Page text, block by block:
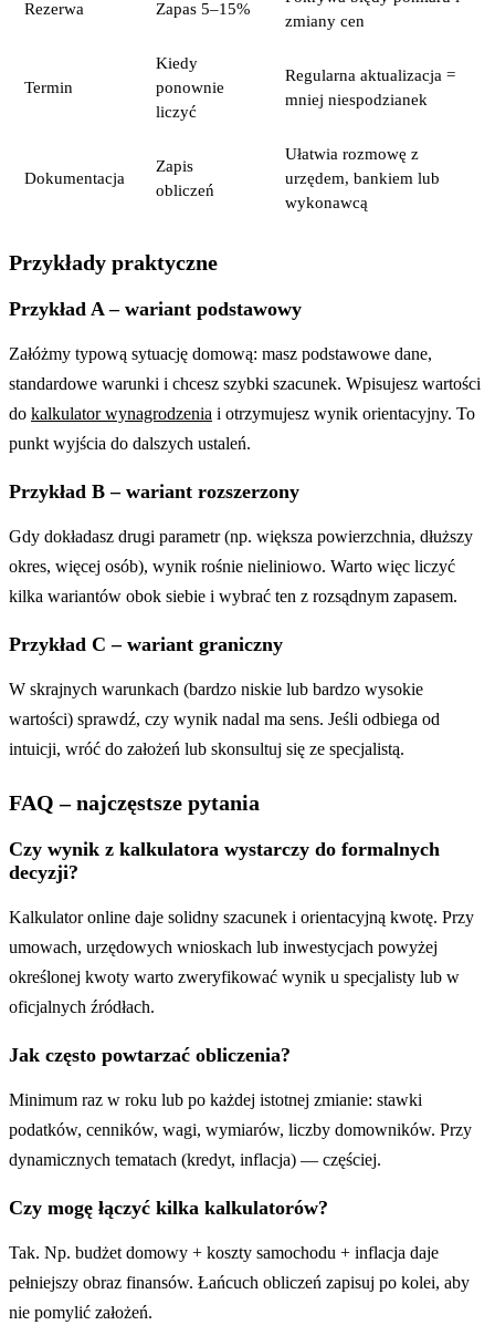
Rezerwa Zapas 5–15%
zmiany cen
Termin
Kiedy
ponownie
liczyć
Regularna aktualizacja =
mniej niespodzianek
Dokumentacja
Zapis
obliczeń
Ułatwia rozmowę z
urzędem, bankiem lub
wykonawcą
Przykłady praktyczne
Przykład A – wariant podstawowy
Załóżmy typową sytuację domową: masz podstawowe dane,
standardowe warunki i chcesz szybki szacunek. Wpisujesz wartości
do kalkulator wynagrodzenia i otrzymujesz wynik orientacyjny. To
punkt wyjścia do dalszych ustaleń.
Przykład B – wariant rozszerzony
Gdy dokładasz drugi parametr (np. większa powierzchnia, dłuższy
okres, więcej osób), wynik rośnie nieliniowo. Warto więc liczyć
kilka wariantów obok siebie i wybrać ten z rozsądnym zapasem.
Przykład C – wariant graniczny
W skrajnych warunkach (bardzo niskie lub bardzo wysokie
wartości) sprawdź, czy wynik nadal ma sens. Jeśli odbiega od
intuicji, wróć do założeń lub skonsultuj się ze specjalistą.
FAQ – najczęstsze pytania
Czy wynik z kalkulatora wystarczy do formalnych
decyzji?
Kalkulator online daje solidny szacunek i orientacyjną kwotę. Przy
umowach, urzędowych wnioskach lub inwestycjach powyżej
określonej kwoty warto zweryfikować wynik u specjalisty lub w
oficjalnych źródłach.
Jak często powtarzać obliczenia?
Minimum raz w roku lub po każdej istotnej zmianie: stawki
podatków, cenników, wagi, wymiarów, liczby domowników. Przy
dynamicznych tematach (kredyt, inflacja) — częściej.
Czy mogę łączyć kilka kalkulatorów?
Tak. Np. budżet domowy + koszty samochodu + inflacja daje
pełniejszy obraz finansów. Łańcuch obliczeń zapisuj po kolei, aby
nie pomylić założeń.